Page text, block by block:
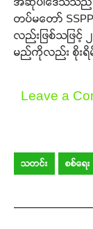
တပ်မတော်
လည်းဖြစ်သဖြင့်
မည်ကိုလည်း စိုးရိမ်
Leave a
သတင်း စစ်ရေး